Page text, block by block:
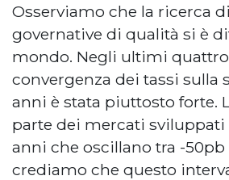
Osserviamo che la ricerca
governative di qualità si è
mondo. Negli ultimi quattro
convergenza dei tassi sulla
anni è stata piuttosto forte.
parte dei mercati sviluppati
anni che oscillano tra -50pb
crediamo che questo